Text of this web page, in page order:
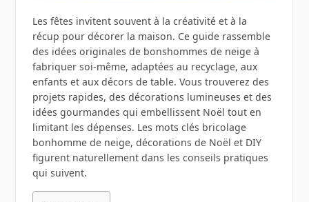
Les fêtes invitent souvent à la créativité et à la
récup pour décorer la maison. Ce guide rassemble
des idées originales de bonshommes de neige à
fabriquer soi‑même, adaptées au recyclage, aux
enfants et aux décors de table. Vous trouverez des
projets rapides, des décorations lumineuses et des
idées gourmandes qui embellissent Noël tout en
limitant les dépenses. Les mots clés bricolage
bonhomme de neige, décorations de Noël et DIY
figurent naturellement dans les conseils pratiques
qui suivent.